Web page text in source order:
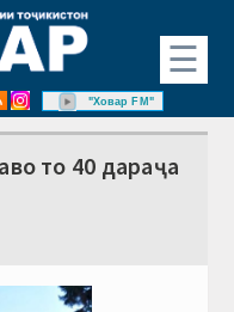
☰
"Ховар FM"
то 40 дараҷа